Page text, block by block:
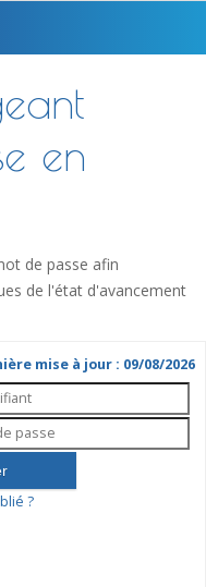
en
de passe afin
de l'état d'avancement
mise à jour : 09/08/2026
?